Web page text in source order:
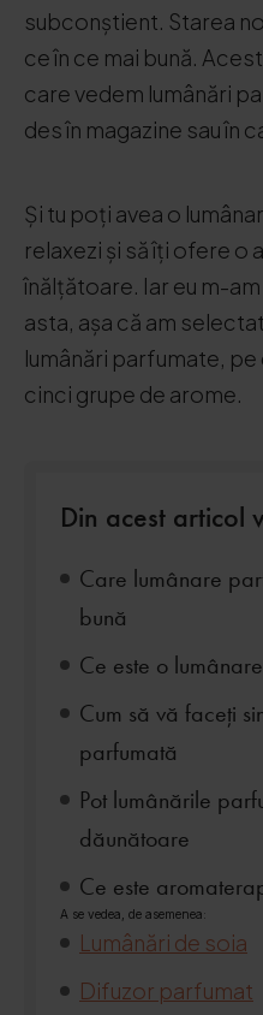
subconștient. Starea
ce în ce mai bună.
care vedem lumânări
des în magazine sau în
Și tu poți avea o
relaxezi și să îți ofere o
înălțătoare. Iar eu m-
asta, așa că am
lumânări parfumate,
cinci grupe de arome.
Din acest articol
Care lumânare
bună
Ce este o
Cum să vă faceți
parfumată
Pot lumânările
dăunătoare
Ce este
A se vedea, de asemenea:
Lumânări de soia
Difuzor parfumat